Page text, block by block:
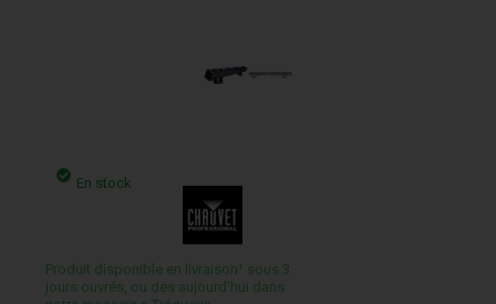
En stock
Produit disponible en livraison¹ sous 3
jours ouvrés, ou des aujourd’hui dans